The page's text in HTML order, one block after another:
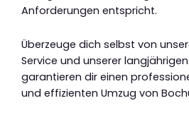
Anforderungen entspricht.
Überzeuge dich selbst von
Service und unserer
garantieren dir einen
und effizienten Umzug von